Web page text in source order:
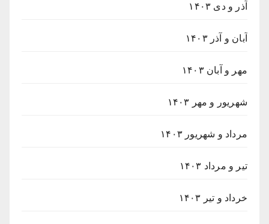
آذر و دی ۱۴۰۳
آبان و آذر ۱۴۰۳
مهر و آبان ۱۴۰۳
شهریور و مهر ۱۴۰۳
مرداد و شهریور ۱۴۰۳
تیر و مرداد ۱۴۰۳
خرداد و تیر ۱۴۰۳